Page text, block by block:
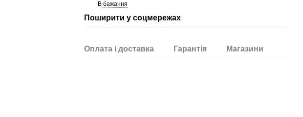
В бажання
Поширити у соцмережах
Оплата і доставка Гарантія Магазини